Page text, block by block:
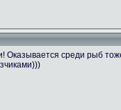
среди рыб